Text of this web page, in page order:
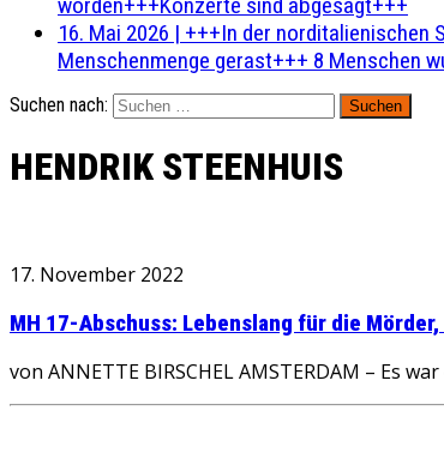
16. Mai 2026 | +++In der norditalienischen
Menschenmenge gerast+++ 8 Menschen
Suchen nach:
HENDRIK STEENHUIS
17. November 2022
MH 17-Abschuss: Lebenslang für die
von ANNETTE BIRSCHEL AMSTERDAM – Es